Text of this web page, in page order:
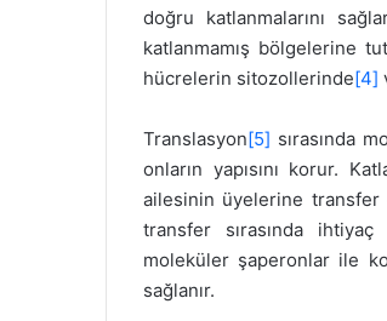
doğru katlanmalarını
katlanmamış bölgelerine
hücrelerin sitozollerinde[4]
Translasyon[5] sırasında
onların yapısını korur.
ailesinin üyelerine transfer
transfer sırasında
moleküler şaperonlar ile
sağlanır.